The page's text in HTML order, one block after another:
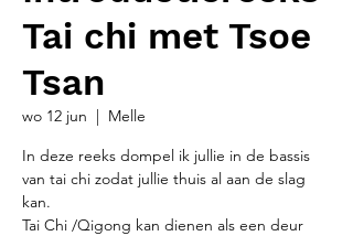
Tai chi met Tsoe
Tsan
wo 12 jun
  |
Melle
In deze reeks dompel ik jullie in de bassis
van tai chi zodat jullie thuis al aan de slag
kan.
Tai Chi /Qigong kan dienen als een deur